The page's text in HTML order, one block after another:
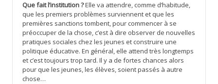
Que fait l’institution ?Elle va attendre, comme d’habitude,
que les premiers problèmes surviennent et que les
premières sanctions tombent, pour commencer à se
préoccuper de la chose, c’est à dire observer de nouvelles
pratiques sociales chez les jeunes et construire une
politique éducative. En général, elle attend très longtemps
et c’est toujours trop tard. Il y a de fortes chances alors
pour que les jeunes, les élèves, soient passés à autre
chose…